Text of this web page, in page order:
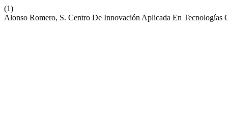
(1)
Alonso Romero, S. Centro De Innovación Aplicada En Tecnologías